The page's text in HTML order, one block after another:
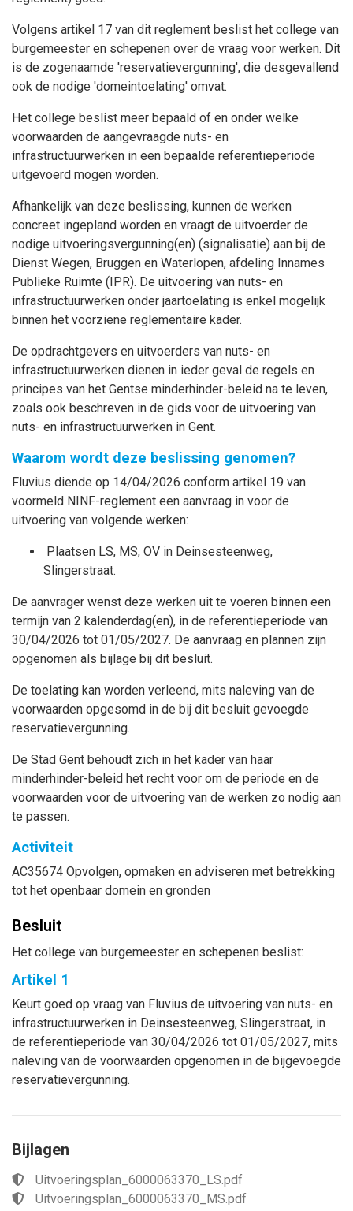
Volgens artikel 17 van dit reglement beslist het college van
burgemeester en schepenen over de vraag voor werken. Dit
is de zogenaamde 'reservatievergunning', die desgevallend
ook de nodige 'domeintoelating' omvat.
Het college beslist meer bepaald of en onder welke
voorwaarden de aangevraagde nuts- en
infrastructuurwerken in een bepaalde referentieperiode
uitgevoerd mogen worden.
Afhankelijk van deze beslissing, kunnen de werken
concreet ingepland worden en vraagt de uitvoerder de
nodige uitvoeringsvergunning(en) (signalisatie) aan bij de
Dienst Wegen, Bruggen en Waterlopen, afdeling Innames
Publieke Ruimte (IPR). De uitvoering van nuts- en
infrastructuurwerken onder jaartoelating is enkel mogelijk
binnen het voorziene reglementaire kader.
De opdrachtgevers en uitvoerders van nuts- en
infrastructuurwerken dienen in ieder geval de regels en
principes van het Gentse minderhinder-beleid na te leven,
zoals ook beschreven in de gids voor de uitvoering van
nuts- en infrastructuurwerken in Gent.
Waarom wordt deze beslissing genomen?
Fluvius diende op 14/04/2026 conform artikel 19 van
voormeld NINF-reglement een aanvraag in voor de
uitvoering van volgende werken:
Plaatsen LS, MS, OV in Deinsesteenweg,
Slingerstraat.
De aanvrager wenst deze werken uit te voeren binnen een
termijn van 2 kalenderdag(en), in de referentieperiode van
30/04/2026 tot 01/05/2027. De aanvraag en plannen zijn
opgenomen als bijlage bij dit besluit.
De toelating kan worden verleend, mits naleving van de
voorwaarden opgesomd in de bij dit besluit gevoegde
reservatievergunning.
De Stad Gent behoudt zich in het kader van haar
minderhinder-beleid het recht voor om de periode en de
voorwaarden voor de uitvoering van de werken zo nodig aan
te passen.
Activiteit
AC35674 Opvolgen, opmaken en adviseren met betrekking
tot het openbaar domein en gronden
Besluit
Het college van burgemeester en schepenen beslist:
Artikel 1
Keurt goed op vraag van Fluvius de uitvoering van nuts- en
infrastructuurwerken in Deinsesteenweg, Slingerstraat, in
de referentieperiode van 30/04/2026 tot 01/05/2027, mits
naleving van de voorwaarden opgenomen in de bijgevoegde
reservatievergunning.
Bijlagen
Uitvoeringsplan_6000063370_LS.pdf
Uitvoeringsplan_6000063370_MS.pdf